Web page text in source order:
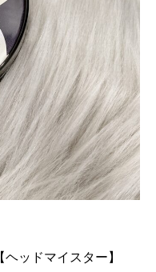
ッドマイスター】